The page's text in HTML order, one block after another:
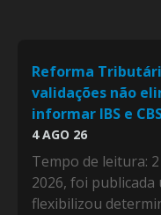
Reforma
validações não
informar IBS e
4 AGO 26
Tempo de leitura:
2026, foi publicada
flexibilizou